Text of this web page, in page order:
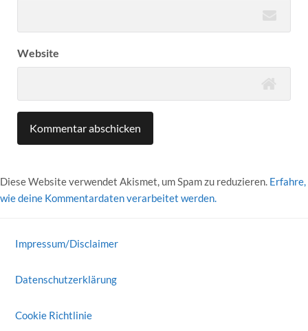
Website
Diese Website verwendet Akismet, um Spam zu reduzieren. Erfahre,
wie deine Kommentardaten verarbeitet werden.
Impressum/Disclaimer
Datenschutzerklärung
Cookie Richtlinie